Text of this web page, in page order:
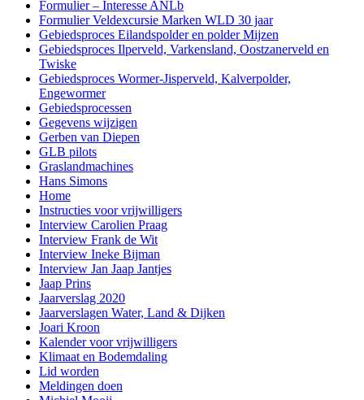
Formulier – Interesse ANLb
Formulier Veldexcursie Marken WLD 30 jaar
Gebiedsproces Eilandspolder en polder Mijzen
Gebiedsproces Ilperveld, Varkensland, Oostzanerveld en
Twiske
Gebiedsproces Wormer-Jisperveld, Kalverpolder,
Engewormer
Gebiedsprocessen
Gegevens wijzigen
Gerben van Diepen
GLB pilots
Graslandmachines
Hans Simons
Home
Instructies voor vrijwilligers
Interview Carolien Praag
Interview Frank de Wit
Interview Ineke Bijman
Interview Jan Jaap Jantjes
Jaap Prins
Jaarverslag 2020
Jaarverslagen Water, Land & Dijken
Joari Kroon
Kalender voor vrijwilligers
Klimaat en Bodemdaling
Lid worden
Meldingen doen